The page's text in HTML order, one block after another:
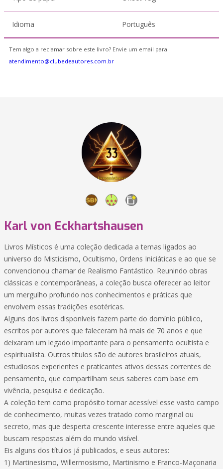
Idioma Português
Tem algo a reclamar sobre este livro? Envie um email para
atendimento@clubedeautores.com.br
Karl von Eckhartshausen
Livros Místicos é uma coleção dedicada a temas ligados ao
universo do Misticismo, Ocultismo, Ordens Iniciáticas e ao que se
convencionou chamar de Realismo Fantástico. Reunindo obras
clássicas e contemporâneas, a coleção busca oferecer ao leitor
um mergulho profundo nos conhecimentos e práticas que
envolvem essas tradições esotéricas.
Alguns dos livros disponíveis fazem parte do domínio público,
escritos por autores que faleceram há mais de 70 anos e que
deixaram um legado importante para o pensamento ocultista e
espiritualista. Outros títulos são de autores brasileiros atuais,
estudiosos experientes e praticantes ativos dessas correntes de
pensamento, que compartilham seus saberes com base em
vivência, pesquisa e dedicação.
A coleção tem como propósito tornar acessível esse vasto campo
de conhecimento, muitas vezes tratado como marginal ou
secreto, mas que desperta crescente interesse entre aqueles que
buscam respostas além do mundo visível.
Eis alguns dos títulos já publicados, e seus autores:
1) Martinesismo, Willermosismo, Martinismo e Franco-Maçonaria